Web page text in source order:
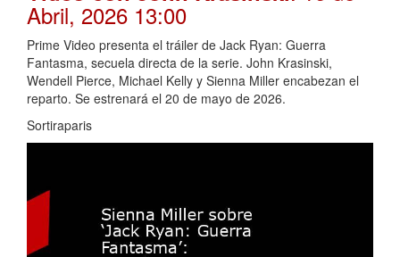
Abril, 2026 13:00
Prime Video presenta el tráiler de Jack Ryan: Guerra
Fantasma, secuela directa de la serie. John Krasinski,
Wendell Pierce, Michael Kelly y Sienna Miller encabezan el
reparto. Se estrenará el 20 de mayo de 2026.
Sortiraparis